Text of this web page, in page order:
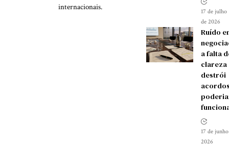
internacionais.
17 de julho
de 2026
Ruído
a falta
clareza
destrói
17 de
2026